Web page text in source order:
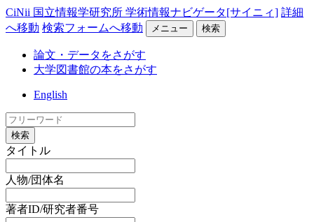
CiNii 国立情報学研究所 学術情報ナビゲータ[サイニィ] 詳細
へ移動 検索フォームへ移動 メニュー 検索
論文・データをさがす
大学図書館の本をさがす
English
検索
タイトル
人物/団体名
著者ID/研究者番号